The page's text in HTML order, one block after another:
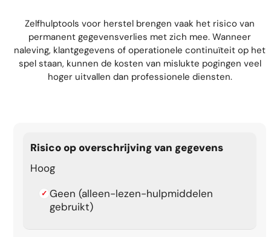
Zelfhulptools voor herstel brengen vaak het risico van
permanent gegevensverlies met zich mee. Wanneer
naleving, klantgegevens of operationele continuïteit op het
spel staan, kunnen de kosten van mislukte pogingen veel
hoger uitvallen dan professionele diensten.
Risico op overschrijving van gegevens
Hoog
✓ Geen (alleen-lezen-hulpmiddelen
gebruikt)